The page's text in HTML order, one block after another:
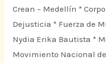
Crean – Medellín *
Dejusticia * Fuerza de
Nydia Erika Bautista *
Movimiento Nacional